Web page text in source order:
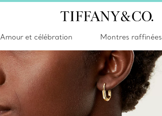
Amour et célébration Montres raffinées